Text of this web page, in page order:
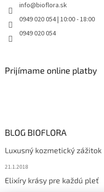
info@bioflora.sk
0949 020 054 | 10:00 - 18:00
0949 020 054
Prijímame online platby
BLOG BIOFLORA
Luxusný kozmetický zážitok
21.1.2018
Elixíry krásy pre každú pleť